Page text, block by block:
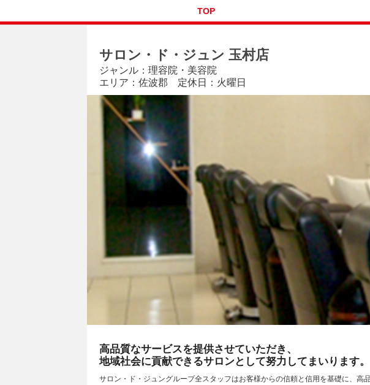
TOP
サロン・ド・ジュン 玉村店
ジャンル：理容院・美容院
エリア：佐波郡 定休日：火曜日
高品質なサービスを提供させていただき、
地域社会に貢献できるサロンとして努力してまいります。
サロン・ド・ジュングループ全スタッフはお客様からの信頼と信用を基礎に、